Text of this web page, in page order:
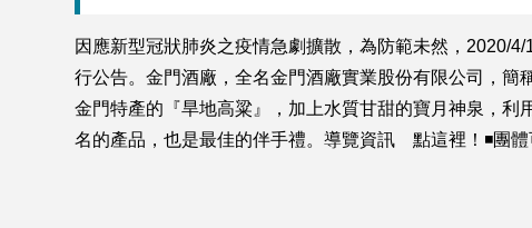
因應新型冠狀肺炎之疫情急劇擴散，為防範未然，2020/
行公告。金門酒廠，全名金門酒廠實業股份有限公司，
金門特產的『旱地高粱』，加上水質甘甜的寶月神泉，
名的產品，也是最佳的伴手禮。導覽資訊 點這裡！◾️團